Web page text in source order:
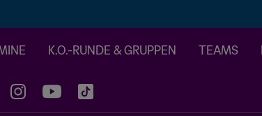
K.O.-RUNDE & GRUPPEN TEAMS